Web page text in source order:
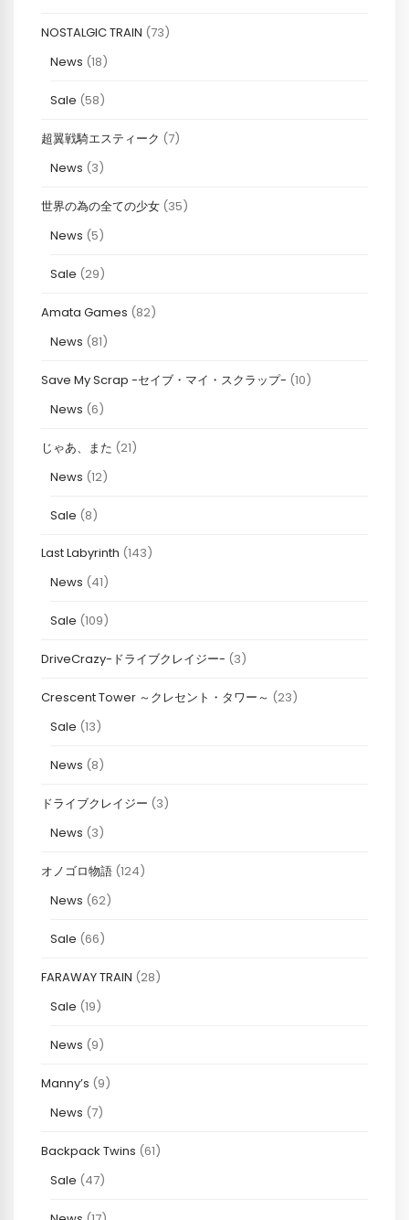
NOSTALGIC TRAIN (73)
News (18)
Sale (58)
超翼戦騎エスティーク (7)
News (3)
世界の為の全ての少女 (35)
News (5)
Sale (29)
Amata Games (82)
News (81)
Save My Scrap -セイブ・マイ・スクラップ- (10)
News (6)
じゃあ、また (21)
News (12)
Sale (8)
Last Labyrinth (143)
News (41)
Sale (109)
DriveCrazy-ドライブクレイジー- (3)
Crescent Tower ～クレセント・タワー～ (23)
Sale (13)
News (8)
ドライブクレイジー (3)
News (3)
オノゴロ物語 (124)
News (62)
Sale (66)
FARAWAY TRAIN (28)
Sale (19)
News (9)
Manny’s (9)
News (7)
Backpack Twins (61)
Sale (47)